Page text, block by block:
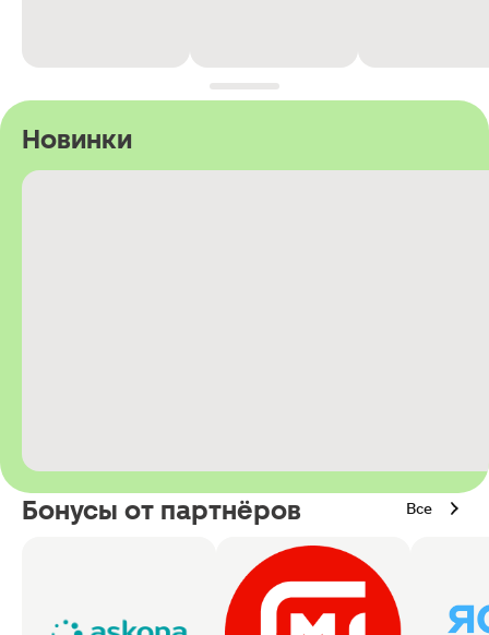
Новинки
Бонусы от партнёров Все